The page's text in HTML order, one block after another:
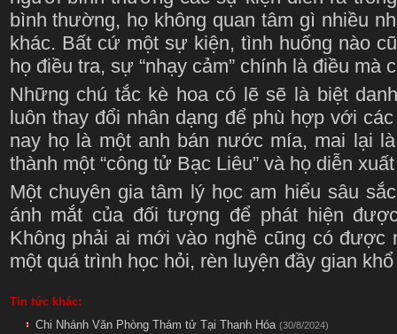
bình thường, họ không quan tâm gì nhiều
khác. Bất cứ một sự kiện, tình huống nào
họ điều tra, sự “nhạy cảm” chính là điều mà
Những chú tắc kè hoa có lẽ sẽ là biệt
luôn thay đổi nhân dạng để phù hợp với
nay họ là một anh bán nước mía, mai lại
thành một “công tử Bạc Liêu” và họ diễn
Một chuyên gia tâm lý học am hiểu sâu
ánh mắt của đối tượng để phát hiện
Không phải ai mới vào nghề cũng có được
một quá trình học hỏi, rèn luyện đầy gian
Tin tức khác:
Chi Nhánh Văn Phòng Thám tử Tại Thanh Hóa (30/8/2024)